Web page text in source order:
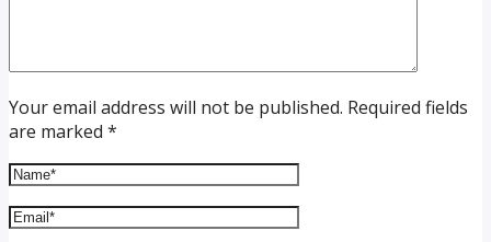
Your email address will not be published. Required fields
are marked *